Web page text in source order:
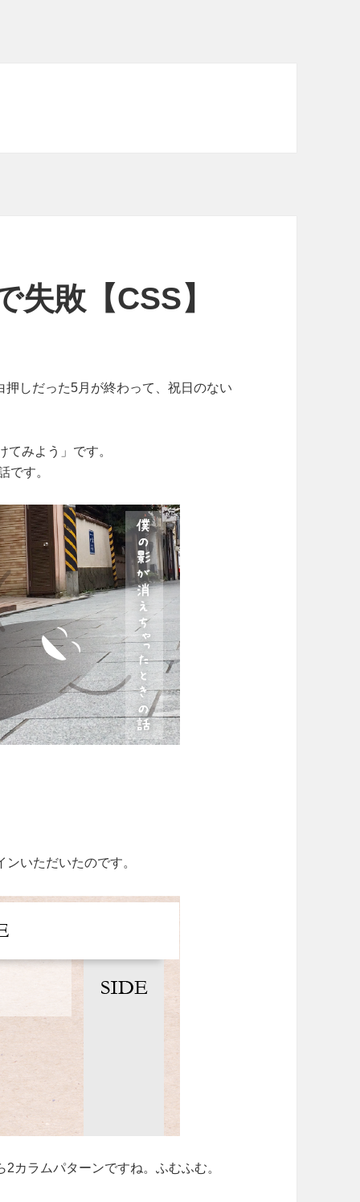
敗【CSS】
しだった5月が終わって、祝日のない
みよう」です。
です。
いただいたのです。
カラムパターンですね。ふむふむ。